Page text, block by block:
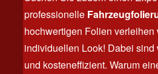
professionelle
hochwertigen Folien verleihen
individuellen Look! Dabei
und kosteneffizient. Warum